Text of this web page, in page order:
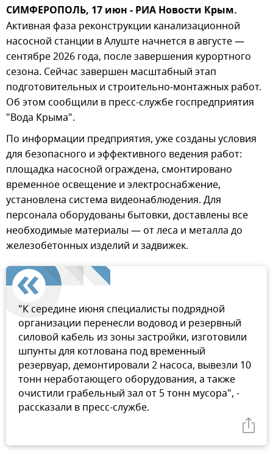
СИМФЕРОПОЛЬ, 17 июн - РИА Новости Крым.
Активная фаза реконструкции канализационной
насосной станции в Алуште начнется в августе —
сентябре 2026 года, после завершения курортного
сезона. Сейчас завершен масштабный этап
подготовительных и строительно‑монтажных работ.
Об этом сообщили в пресс-службе госпредприятия
"Вода Крыма".
По информации предприятия, уже созданы условия
для безопасного и эффективного ведения работ:
площадка насосной ограждена, смонтировано
временное освещение и электроснабжение,
установлена система видеонаблюдения. Для
персонала оборудованы бытовки, доставлены все
необходимые материалы — от леса и металла до
железобетонных изделий и задвижек.
"К середине июня специалисты подрядной
организации перенесли водовод и резервный
силовой кабель из зоны застройки, изготовили
шпунты для котлована под временный
резервуар, демонтировали 2 насоса, вывезли 10
тонн неработающего оборудования, а также
очистили грабельный зал от 5 тонн мусора", -
рассказали в пресс-службе.